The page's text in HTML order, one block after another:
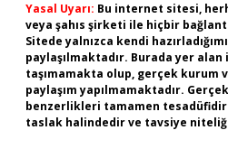
Yasal Uyarı: Bu internet sitesi,
veya şahıs şirketi ile hiçbir
Sitede yalnızca kendi
paylaşılmaktadır. Burada yer
taşımamakta olup, gerçek kurum
paylaşım yapılmamaktadır.
benzerlikleri tamamen
taslak halindedir ve tavsiye